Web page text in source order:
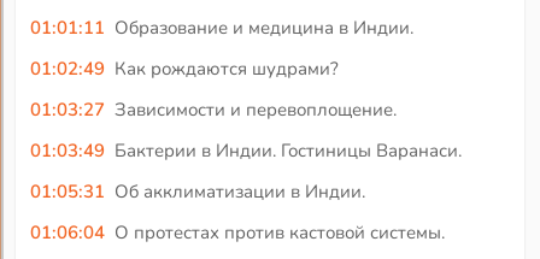
01:01:11 Образование и медицина в Индии.
01:02:49 Как рождаются шудрами?
01:03:27 Зависимости и перевоплощение.
01:03:49 Бактерии в Индии. Гостиницы Варанаси.
01:05:31 Об акклиматизации в Индии.
01:06:04 О протестах против кастовой системы.